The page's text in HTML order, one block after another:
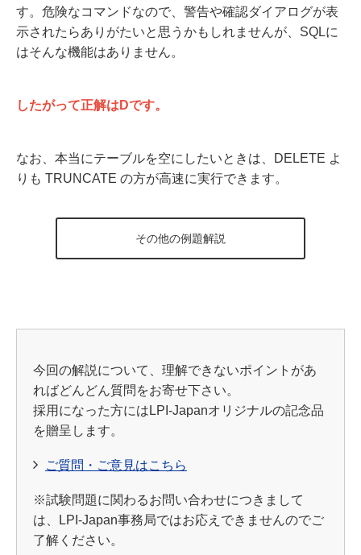
す。危険なコマンドなので、警告や確認ダイアログが表
示されたらありがたいと思うかもしれませんが、SQLに
はそんな機能はありません。
したがって正解はDです。
なお、本当にテーブルを空にしたいときは、DELETE よ
りも TRUNCATE の方が高速に実行できます。
その他の例題解説
今回の解説について、理解できないポイントがあ
ればどんどん質問をお寄せ下さい。
採用になった方にはLPI-Japanオリジナルの記念品
を贈呈します。
ご質問・ご意見はこちら
※試験問題に関わるお問い合わせにつきまして
は、LPI-Japan事務局ではお応えできませんのでご
了解ください。